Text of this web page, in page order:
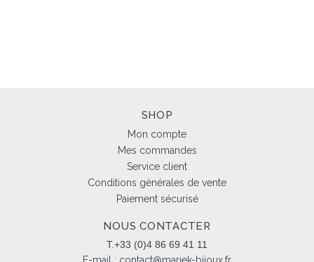
SHOP
Mon compte
Mes commandes
Service client
Conditions générales de vente
Paiement sécurisé
NOUS CONTACTER
T.+33 (0)4 86 69 41 11